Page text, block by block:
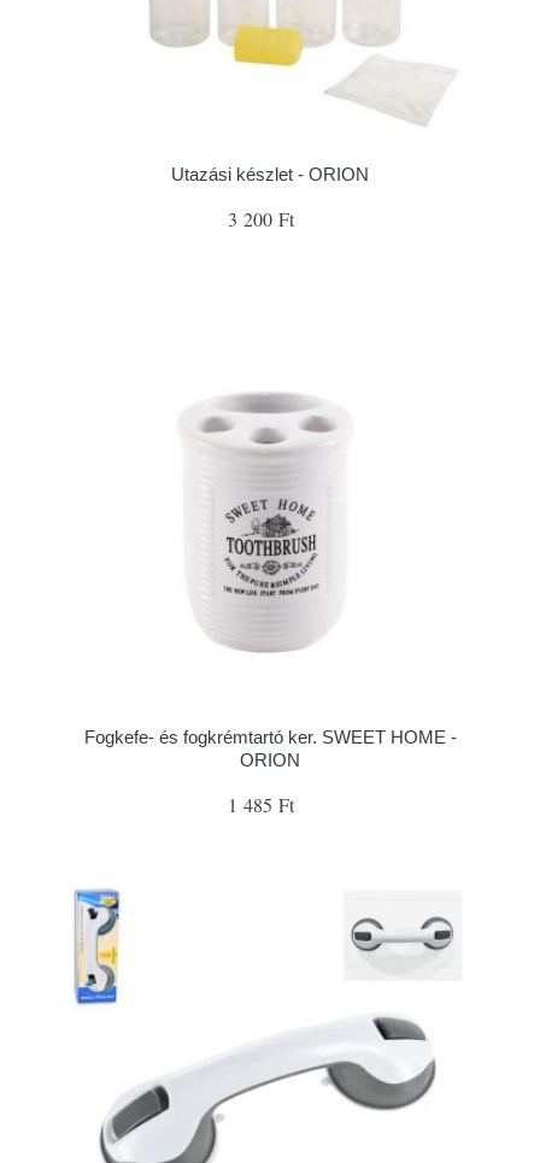
Utazási készlet - ORION
3 200 Ft
Fogkefe- és fogkrémtartó ker. SWEET HOME -
ORION
1 485 Ft